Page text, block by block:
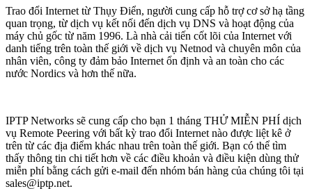
Trao đổi Internet từ Thụy Điển, người cung cấp hỗ trợ cơ sở hạ tầng
quan trọng, từ dịch vụ kết nối đến dịch vụ DNS và hoạt động của
máy chủ gốc từ năm 1996. Là nhà cải tiến cốt lõi của Internet với
danh tiếng trên toàn thế giới về dịch vụ Netnod và chuyên môn của
nhân viên, công ty đảm bảo Internet ổn định và an toàn cho các
nước Nordics và hơn thế nữa.
IPTP Networks sẽ cung cấp cho bạn 1 tháng THỬ MIỄN PHÍ dịch
vụ Remote Peering với bất kỳ trao đổi Internet nào được liệt kê ở
trên từ các địa điểm khác nhau trên toàn thế giới. Bạn có thể tìm
thấy thông tin chi tiết hơn về các điều khoản và điều kiện dùng thử
miễn phí bằng cách gửi e-mail đến nhóm bán hàng của chúng tôi tại
sales
iptp.net.